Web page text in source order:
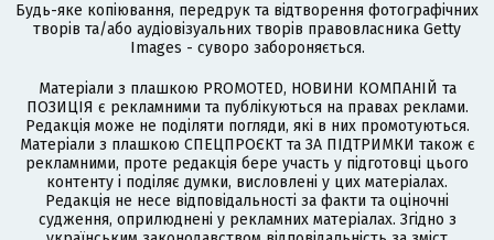
Будь-яке копіювання, передрук та відтворення фотографічних
творів та/або аудіовізуальних творів правовласника Getty
Images - суворо забороняється.
Матеріали з плашкою PROMOTED, НОВИНИ КОМПАНІЙ та
ПОЗИЦІЯ є рекламними та публікуються на правах реклами.
Редакція може не поділяти погляди, які в них промотуються.
Матеріали з плашкою СПЕЦПРОЄКТ та ЗА ПІДТРИМКИ також є
рекламними, проте редакція бере участь у підготовці цього
контенту і поділяє думки, висловлені у цих матеріалах.
Редакція не несе відповідальності за факти та оціночні
судження, оприлюднені у рекламних матеріалах. Згідно з